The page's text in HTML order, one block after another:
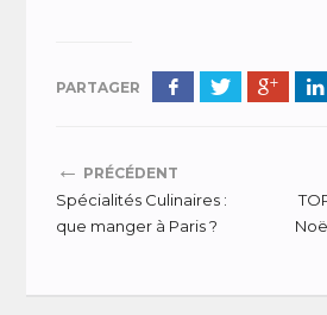
PARTAGER
← PRÉCÉDENT
Spécialités Culinaires :
que manger à Paris ?